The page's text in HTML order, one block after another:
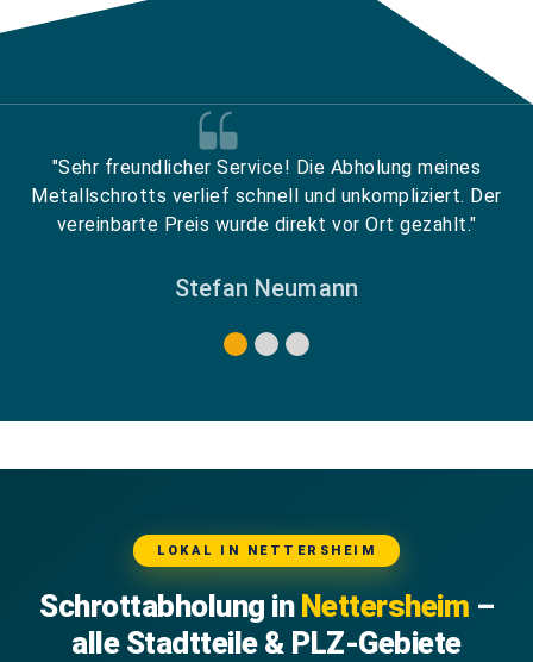
"Sehr freundlicher Service! Die Abholung meines
Metallschrotts verlief schnell und unkompliziert. Der
vereinbarte Preis wurde direkt vor Ort gezahlt."
Stefan Neumann
LOKAL IN NETTERSHEIM
Schrottabholung in Nettersheim –
alle Stadtteile & PLZ-Gebiete